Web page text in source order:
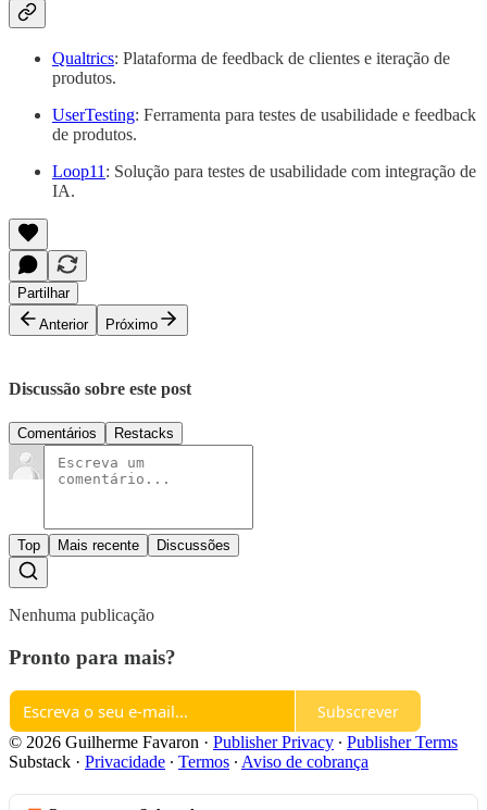
Qualtrics: Plataforma de feedback de clientes e iteração de
produtos.
UserTesting: Ferramenta para testes de usabilidade e feedback
de produtos.
Loop11 : Solução para testes de usabilidade com integração de
IA.
Partilhar
Anterior
Próximo
Discussão sobre este post
Comentários Restacks
Top Mais recente Discussões
Nenhuma publicação
Pronto para mais?
Subscrever
© 2026 Guilherme Favaron · Publisher Privacy ∙ Publisher Terms
Substack · Privacidade ∙ Termos ∙ Aviso de cobrança